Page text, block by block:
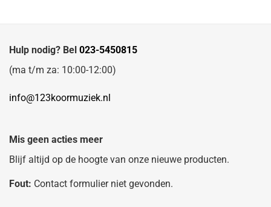
Hulp nodig? Bel 023-5450815
(ma t/m za: 10:00-12:00)
info@123koormuziek.nl
Mis geen acties meer
Blijf altijd op de hoogte van onze nieuwe producten.
Fout: Contact formulier niet gevonden.